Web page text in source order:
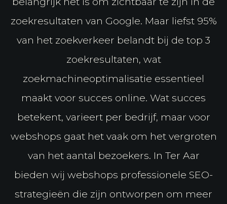
zoekresultaten van Google. Maar liefst 95%
van het zoekverkeer belandt bij de top 3
zoekresultaten, wat
zoekmachineoptimalisatie essentieel
maakt voor succes online. Wat succes
betekent, varieert per bedrijf, maar voor
webshops gaat het vaak om het vergroten
van het aantal bezoekers. In Ter Aar
bieden wij webshops professionele SEO-
strategieën die zijn ontworpen om meer